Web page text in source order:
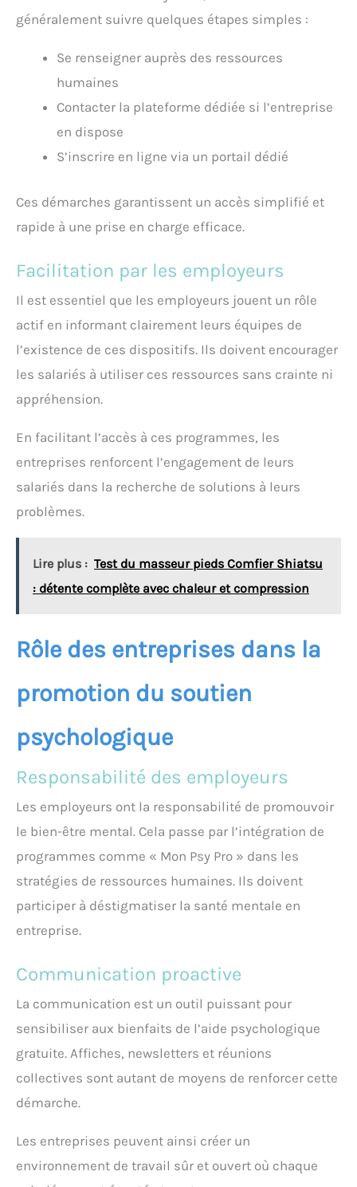
généralement suivre quelques étapes simples :
Se renseigner auprès des ressources
humaines
Contacter la plateforme dédiée si l’entreprise
en dispose
S’inscrire en ligne via un portail dédié
Ces démarches garantissent un accès simplifié et
rapide à une prise en charge efficace.
Facilitation par les employeurs
Il est essentiel que les employeurs jouent un rôle
actif en informant clairement leurs équipes de
l’existence de ces dispositifs. Ils doivent encourager
les salariés à utiliser ces ressources sans crainte ni
appréhension.
En facilitant l’accès à ces programmes, les
entreprises renforcent l’engagement de leurs
salariés dans la recherche de solutions à leurs
problèmes.
Lire plus : Test du masseur pieds Comfier Shiatsu
: détente complète avec chaleur et compression
Rôle des entreprises dans la
promotion du soutien
psychologique
Responsabilité des employeurs
Les employeurs ont la responsabilité de promouvoir
le bien-être mental. Cela passe par l’intégration de
programmes comme « Mon Psy Pro » dans les
stratégies de ressources humaines. Ils doivent
participer à déstigmatiser la santé mentale en
entreprise.
Communication proactive
La communication est un outil puissant pour
sensibiliser aux bienfaits de l’aide psychologique
gratuite. Affiches, newsletters et réunions
collectives sont autant de moyens de renforcer cette
démarche.
Les entreprises peuvent ainsi créer un
environnement de travail sûr et ouvert où chaque